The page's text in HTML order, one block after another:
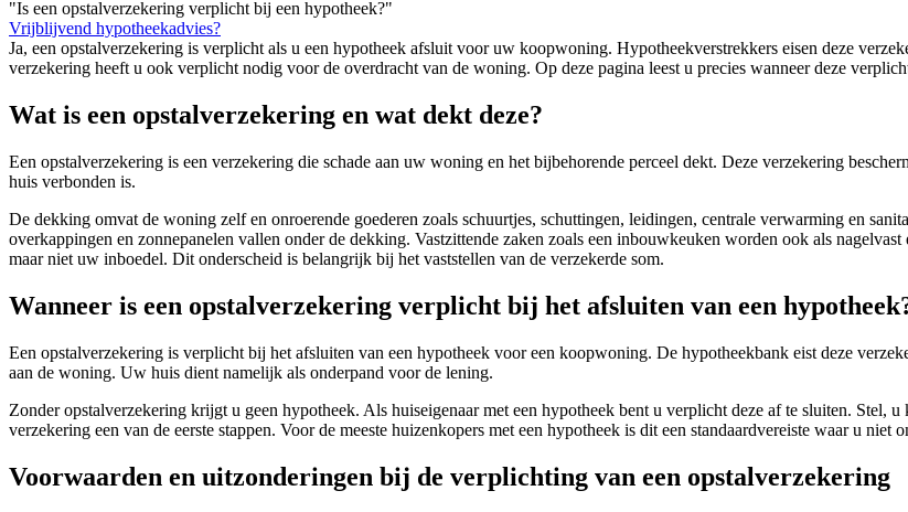
"Is een opstalverzekering verplicht bij een hypotheek?"
Vrijblijvend hypotheekadvies?
Ja, een opstalverzekering is verplicht als u een hypotheek afsluit voor uw koopwoning. Hypotheekverstrekkers eisen deze
verzekering heeft u ook verplicht nodig voor de overdracht van de woning. Op deze pagina leest u precies wanneer deze
Wat is een opstalverzekering en wat dekt deze?
Een opstalverzekering is een verzekering die schade aan uw woning en het bijbehorende perceel dekt. Deze verzekering
huis verbonden is.
De dekking omvat de woning zelf en onroerende goederen zoals schuurtjes, schuttingen, leidingen, centrale verwarming en
overkappingen en zonnepanelen vallen onder de dekking. Vastzittende zaken zoals een inbouwkeuken worden ook als
maar niet uw inboedel. Dit onderscheid is belangrijk bij het vaststellen van de verzekerde som.
Wanneer is een opstalverzekering verplicht bij het afsluiten van een
Een opstalverzekering is verplicht bij het afsluiten van een hypotheek voor een koopwoning. De hypotheekbank eist deze
aan de woning. Uw huis dient namelijk als onderpand voor de lening.
Zonder opstalverzekering krijgt u geen hypotheek. Als huiseigenaar met een hypotheek bent u verplicht deze af te sluiten. Stel,
verzekering een van de eerste stappen. Voor de meeste huizenkopers met een hypotheek is dit een standaardvereiste waar u niet
Voorwaarden en uitzonderingen bij de verplichting van een opstalverzekering